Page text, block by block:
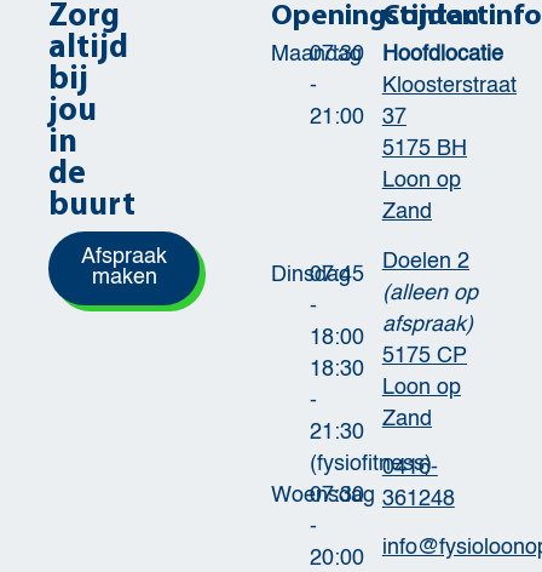
Zorg
altijd
bij
jou
in
de
buurt
Afspraak
maken
Openingstijden
Maandag
07:30
-
21:00
Dinsdag
07:45
-
18:00
18:30
-
21:30
(fysiofitness)
Woensdag
07:30
-
20:00
Hoofdlocatie
Kloosterstraat
37
5175 BH
Loon op
Zand
Doelen 2
(alleen op
afspraak)
5175 CP
Loon op
Zand
0416-
361248